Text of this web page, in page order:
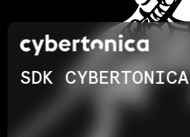
SDK CYBERTONICA